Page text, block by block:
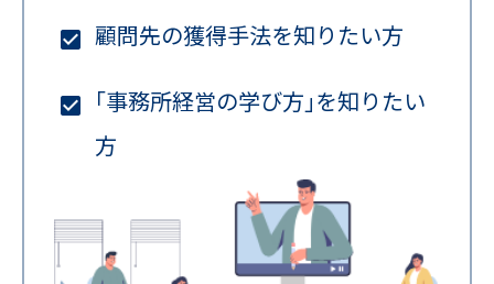
顧問先の獲得手法を知りたい方
｢事務所経営の学び方｣を知りたい
方